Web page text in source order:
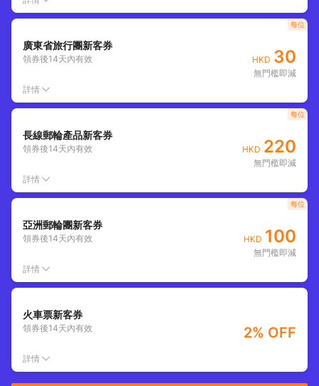
廣東省旅行團新客券
領券後14天內有效 HKD 30
無門檻即減
每位
詳情
長線郵輪產品新客券
領券後14天內有效 HKD 220
無門檻即減
每位
詳情
亞洲郵輪團新客券
領券後14天內有效 HKD 100
無門檻即減
每位
詳情
火車票新客券
領券後14天內有效 2% OFF
詳情